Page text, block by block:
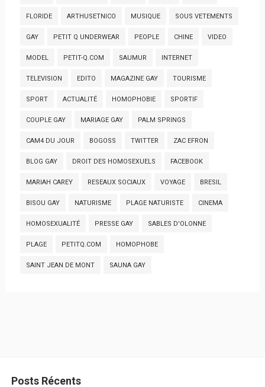
FLORIDE ARTHUSETNICO MUSIQUE SOUS VETEMENTS
GAY PETIT Q UNDERWEAR PEOPLE CHINE VIDEO
MODEL PETIT-Q.COM SAUMUR INTERNET
TELEVISION EDITO MAGAZINE GAY TOURISME
SPORT ACTUALITÉ HOMOPHOBIE SPORTIF
COUPLE GAY MARIAGE GAY PALM SPRINGS
CAM4 DU JOUR BOGOSS TWITTER ZAC EFRON
BLOG GAY DROIT DES HOMOSEXUELS FACEBOOK
MARIAH CAREY RESEAUX SOCIAUX VOYAGE BRESIL
BISOU GAY NATURISME PLAGE NATURISTE CINEMA
HOMOSEXUALITÉ PRESSE GAY SABLES D'OLONNE
PLAGE PETITQ.COM HOMOPHOBE
SAINT JEAN DE MONT SAUNA GAY
Posts Récents